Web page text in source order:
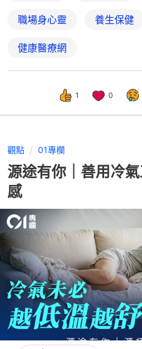
職場身心靈 養生保健
健康醫療網
1 0
觀點 01專欄
源途有你｜善用冷
感